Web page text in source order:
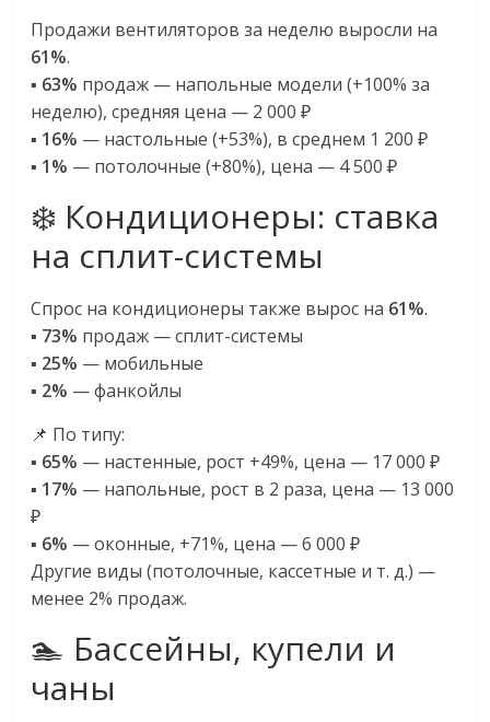
изменения
читателем.
Продажи вентиляторов за неделю выросли на
61%.
▪️ 63% продаж — напольные модели (+100% за
неделю), средняя цена — 2 000 ₽
▪️ 16% — настольные (+53%), в среднем 1 200 ₽
▪️ 1% — потолочные (+80%), цена — 4 500 ₽
❄️ Кондиционеры: ставка
на сплит-системы
Спрос на кондиционеры также вырос на 61%.
▪️ 73% продаж — сплит-системы
▪️ 25% — мобильные
▪️ 2% — фанкойлы
📌 По типу:
▪️ 65% — настенные, рост +49%, цена — 17 000 ₽
▪️ 17% — напольные, рост в 2 раза, цена — 13 000
₽
▪️ 6% — оконные, +71%, цена — 6 000 ₽
Другие виды (потолочные, кассетные и т. д.) —
менее 2% продаж.
🏊 Бассейны, купели и
чаны